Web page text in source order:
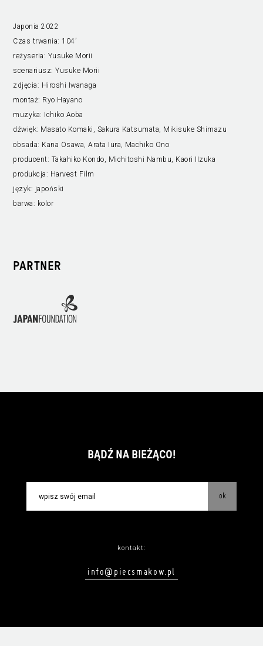
Japonia 2022
Czas trwania: 104’
reżyseria: Yusuke Morii
scenariusz:Yusuke Morii
zdjęcia: Hiroshi Iwanaga
montaż: Ryo Hayano
muzyka:
Ichiko Aoba
dźwięk: Masato Komaki, Sakura Katsumata, Mikisuke Shimazu
obsada: Kana Osawa, Arata Iura, Machiko Ono
producent: Takahiko Kondo, Michitoshi Nambu, Kaori IIzuka
produkcja: Harvest Film
język: japoński
barwa: kolor
PARTNER
BĄDŹ NA BIEŻĄCO!
ok
kontakt:
info@piecsmakow.pl